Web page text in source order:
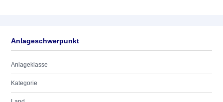
Anlageschwerpunkt
Anlageklasse
Kategorie